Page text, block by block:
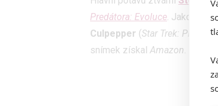
Predátora: Evoluce. Jako
Culpepper (Star Trek: Picard,
snímek získal Amazon.